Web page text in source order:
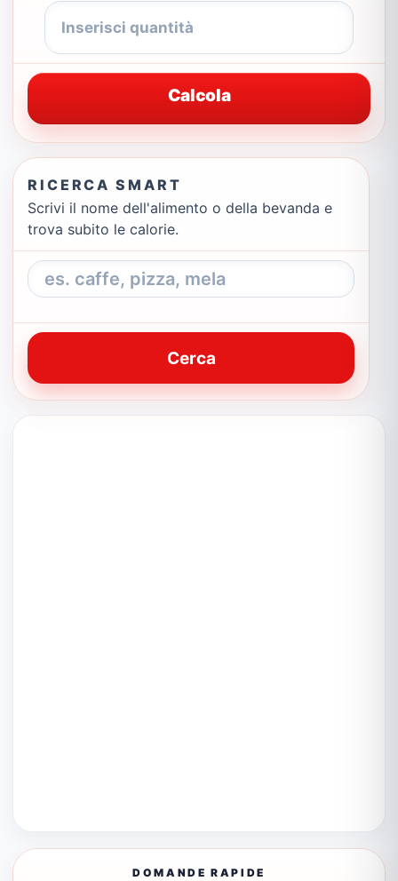
Calcola
RICERCA SMART
Scrivi il nome dell'alimento o della bevanda e
trova subito le calorie.
Cerca
DOMANDE RAPIDE